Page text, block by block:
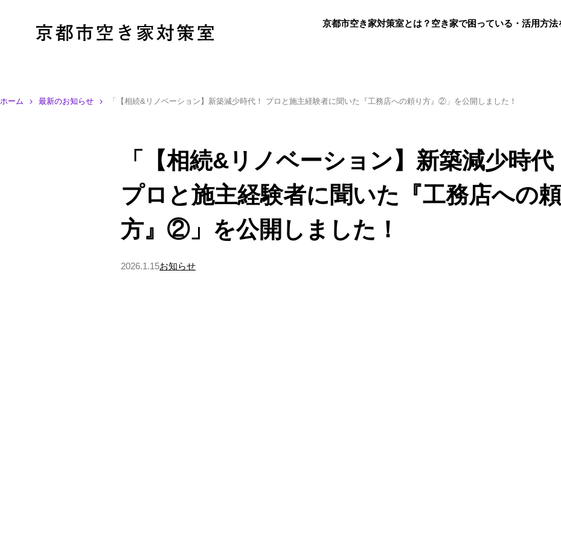
京都市空き家対策室とは？ 空き家で困っている・活用方法
ホーム 最新のお知らせ 「【相続&リノベーション】新築減少時代！ プロと施主経験者に聞いた『工務店への頼り方』②」を公開しました！
「【相続&リノベーション】新築減少時代
プロと施主経験者に聞いた『工務店への
方』②」を公開しました！
2026.1.15お知らせ